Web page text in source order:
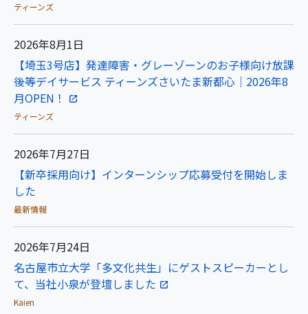
ティーンズ
2026年8月1日
【埼玉3号店】発達障害・グレーゾーンのお子様向け放課
後等デイサービス ティーンズさいたま新都心｜2026年8
月OPEN！
ティーンズ
2026年7月27日
【新卒採用向け】インターンシップ応募受付を開始しま
した
最新情報
2026年7月24日
名古屋市立大学「多文化共生」にゲストスピーカーとし
て、当社小泉が登壇しました
Kaien